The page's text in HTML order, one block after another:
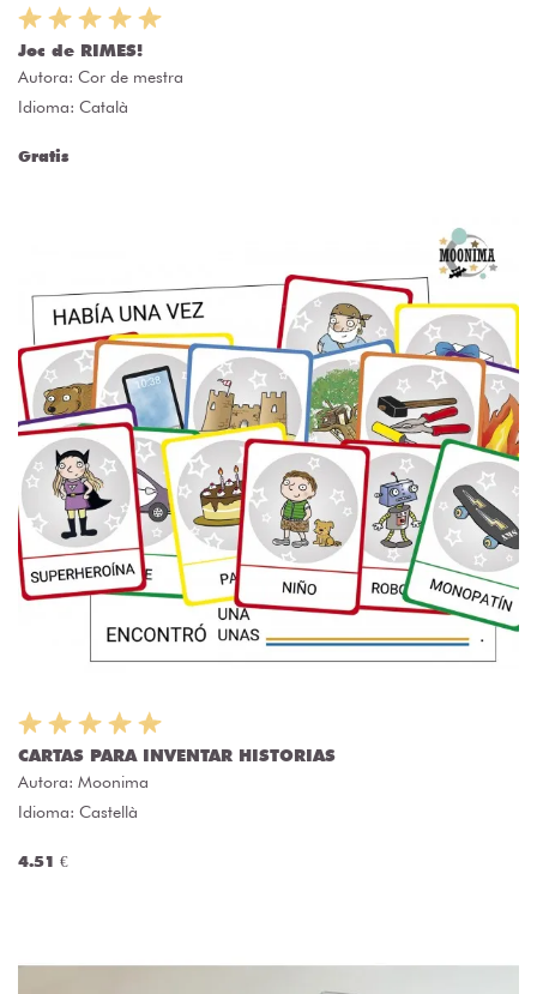
Joc de RIMES!
Autora: Cor de mestra
Idioma: Català
Gratis
CARTAS PARA INVENTAR HISTORIAS
Autora: Moonima
Idioma: Castellà
4.51 €